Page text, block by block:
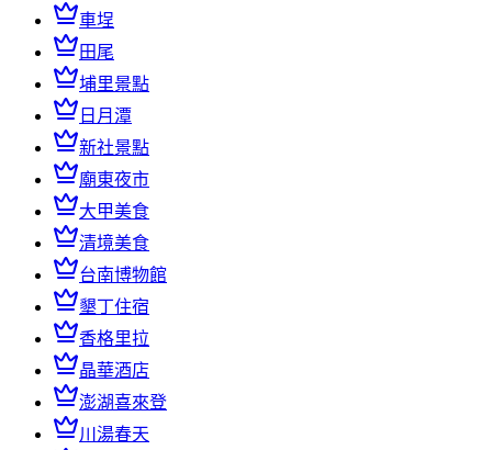
車埕
田尾
埔里景點
日月潭
新社景點
廟東夜市
大甲美食
清境美食
台南博物館
墾丁住宿
香格里拉
晶華酒店
澎湖喜來登
川湯春天